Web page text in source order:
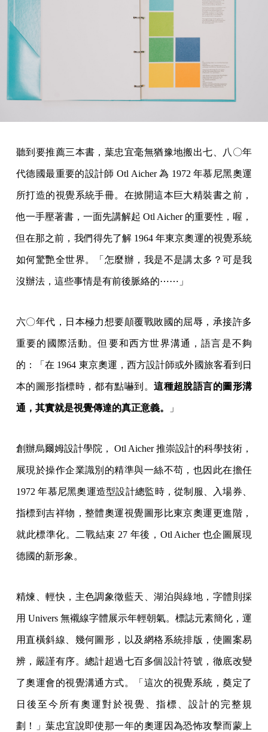
聽到要推薦三本書，葉忠宜毫無猶豫地搬出七、八〇年
代德國最重要的設計師 Otl Aicher 為 1972 年慕尼黑奧運
所打造的視覺系統手冊。在掀開這本巨大精裝書之前，
他一手壓著書，一面先講解起 Otl Aicher 的重要性，喔，
但在那之前，我們得先了解 1964 年東京奧運的視覺系統
如何驚艷全世界。「怎麼辦，我是不是講太多？可是我
沒辦法，這些事情是有前後脈絡的⋯⋯」
六〇年代，日本極力想要顛覆戰敗國的屈辱，承接許多
重要的國際活動。但要和西方世界溝通，語言是不夠
的：「在 1964 東京奧運，西方設計師或外國旅客看到日
本的圖形指標時，都有點嚇到。這種超脫語言的圖形溝
通，其實就是視覺傳達的真正意義。 」
創辦烏爾姆設計學院， Otl Aicher 推崇設計的科學技術，
展現於操作企業識別的精準與一絲不苟，也因此在擔任
1972 年慕尼黑奧運造型設計總監時，從制服、入場券、
指標到吉祥物，整體奧運視覺圖形比東京奧運更進階，
就此標準化。二戰結束 27 年後，Otl Aicher 也企圖展現
德國的新形象。
精煉、輕快，主色調象徵藍天、湖泊與綠地，字體則採
用 Univers 無襯線字體展示年輕朝氣。標誌元素簡化，運
用直橫斜線、幾何圖形，以及網格系統排版，使圖案易
辨，嚴謹有序。總計超過七百多個設計符號，徹底改變
了奧運會的視覺溝通方式。「這次的視覺系統，奠定了
日後至今所有奧運對於視覺、指標、設計的完整規
劃！」葉忠宜說即使那一年的奧運因為恐怖攻擊而蒙上